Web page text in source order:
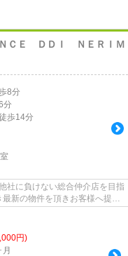
ＣＥ ＤＤＩ ＮＥＲＩＭ
8分
分
歩14分
社に負けない総合仲介店を目指
新の物件を頂きお客様へ提供
円)